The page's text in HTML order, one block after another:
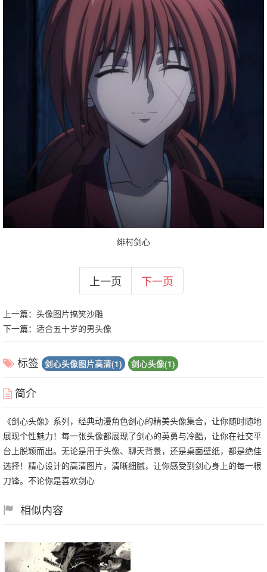
绯村剑心
上一页 下一页
上一篇： 头像图片搞笑沙雕
下一篇： 适合五十岁的男头像
标签 剑心头像图片高清(1) 剑心头像(1)
简介
《剑心头像》系列，经典动漫角色剑心的精美头像集合，让你随时随地
展现个性魅力！每一张头像都展现了剑心的英勇与冷酷，让你在社交平
台上脱颖而出。无论是用于头像、聊天背景，还是桌面壁纸，都是绝佳
选择！精心设计的高清图片，清晰细腻，让你感受到剑心身上的每一根
刀锋。不论你是喜欢剑心
相似内容